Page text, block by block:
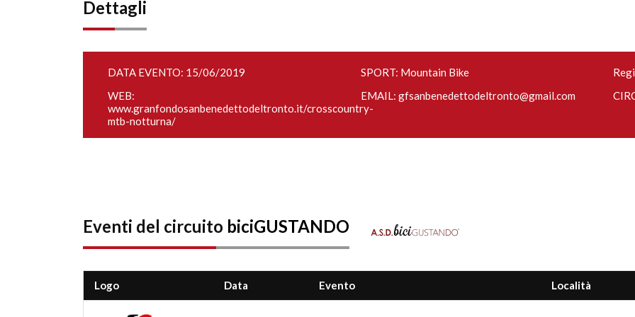
Dettagli
DATA EVENTO: 15/06/2019 SPORT: Mountain Bike
WEB:
www.granfondosanbenedettodeltronto.it/crosscountry-
mtb-notturna/
EMAIL: gfsanbenedettodeltronto@gmail.com
Eventi del circuito biciGUSTANDO
Logo Data Evento Località